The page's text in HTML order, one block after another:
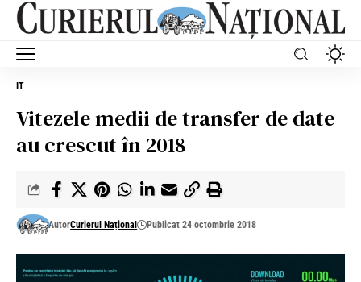
IT
Vitezele medii de transfer de date
au crescut în 2018
AutorCurierul Național Publicat 24 octombrie 2018